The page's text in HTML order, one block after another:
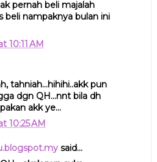
pernah beli majalah
beli nampaknya bulan ini
10:11 AM
tahniah...hihihi..akk pun
dgn QH...nnt bila dh
akk ye...
10:25 AM
said...